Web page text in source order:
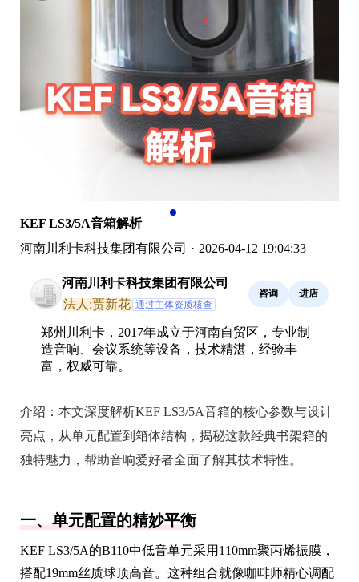
KEF LS3/5A音箱解析
河南川利卡科技集团有限公司 · 2026-04-12 19:04:33
河南川利卡科技集团有限公司
法人:贾新花 通过主体资质核查
咨询 进店
郑州川利卡，2017年成立于河南自贸区，专业制
造音响、会议系统等设备，技术精湛，经验丰
富，权威可靠。
介绍： 本文深度解析KEF LS3/5A音箱的核心参数与设计
亮点，从单元配置到箱体结构，揭秘这款经典书架箱的
独特魅力，帮助音响爱好者全面了解其技术特性。
一、单元配置的精妙平衡
KEF LS3/5A的B110中低音单元采用110mm聚丙烯振膜，
搭配19mm丝质球顶高音。这种组合就像咖啡师精心调配